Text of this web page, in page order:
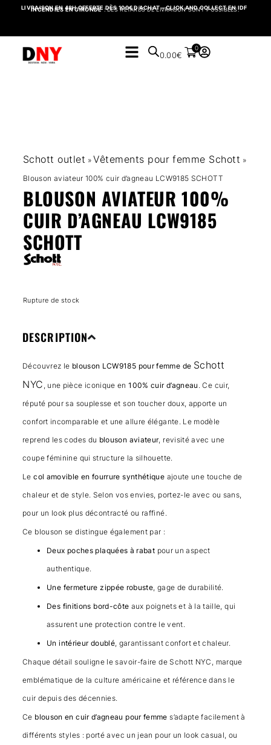
LIVRAISON EN 48H OFFERTE DÈS 100€ D’ACHAT – CLICK AND COLLECT EN IDF
INCENDIES EN GIRONDE: DES RETARDS DE LIVRAISON SONT POSSIBLES.
0.00€
0
Schott outlet » Vêtements pour femme Schott »
Blouson aviateur 100% cuir d’agneau LCW9185 SCHOTT
BLOUSON AVIATEUR 100%
CUIR D’AGNEAU LCW9185
SCHOTT
Rupture de stock
DESCRIPTION
Découvrez le blouson LCW9185 pour femme de Schott
NYC , une pièce iconique en100% cuir d’agneau . Ce cuir,
réputé pour sa souplesse et son toucher doux, apporte un
confort incomparable et une allure élégante. Le modèle
reprend les codes du blouson aviateur, revisité avec une
coupe féminine qui structure la silhouette.
Lecol amovible en fourrure synthétique ajoute une touche de
chaleur et de style. Selon vos envies, portez-le avec ou sans,
pour un look plus décontracté ou raffiné.
Ce blouson se distingue également par :
Deux poches plaquées à rabat pour un aspect
authentique.
Une fermeture zippée robuste, gage de durabilité.
Des finitions bord-côte aux poignets et à la taille, qui
assurent une protection contre le vent.
Un intérieur doublé, garantissant confort et chaleur.
Chaque détail souligne le savoir-faire de Schott NYC, marque
emblématique de la culture américaine et référence dans le
cuir depuis des décennies.
Ce blouson en cuir d’agneau pour femme s’adapte facilement à
différents styles : porté avec un jean pour un look casual, ou